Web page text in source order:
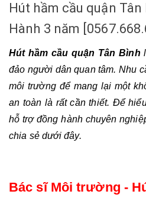
Hút hầm cầu quận
Hành 3 năm
Hút hầm cầu quận Tân Bình
đảo người dân quan tâm. Nhu
môi trường để mang lại một
an toàn là rất cần thiết. Để
hỗ trợ đồng hành chuyên
chia sẻ dưới đây.
Bác sĩ Môi trường -